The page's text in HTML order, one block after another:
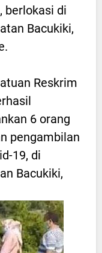
berlokasi di
Bacukiki,
Reskrim
6 orang
pengambilan
19, di
Bacukiki,